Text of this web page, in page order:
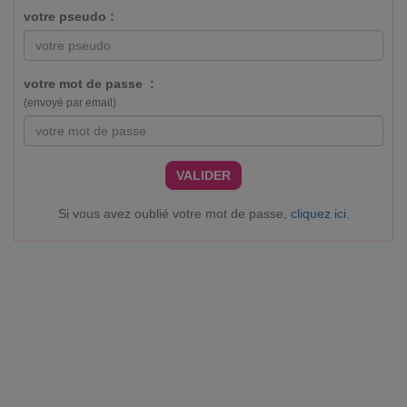
votre pseudo :
votre mot de passe :
(envoyé par email)
VALIDER
Si vous avez oublié votre mot de passe, cliquez ici